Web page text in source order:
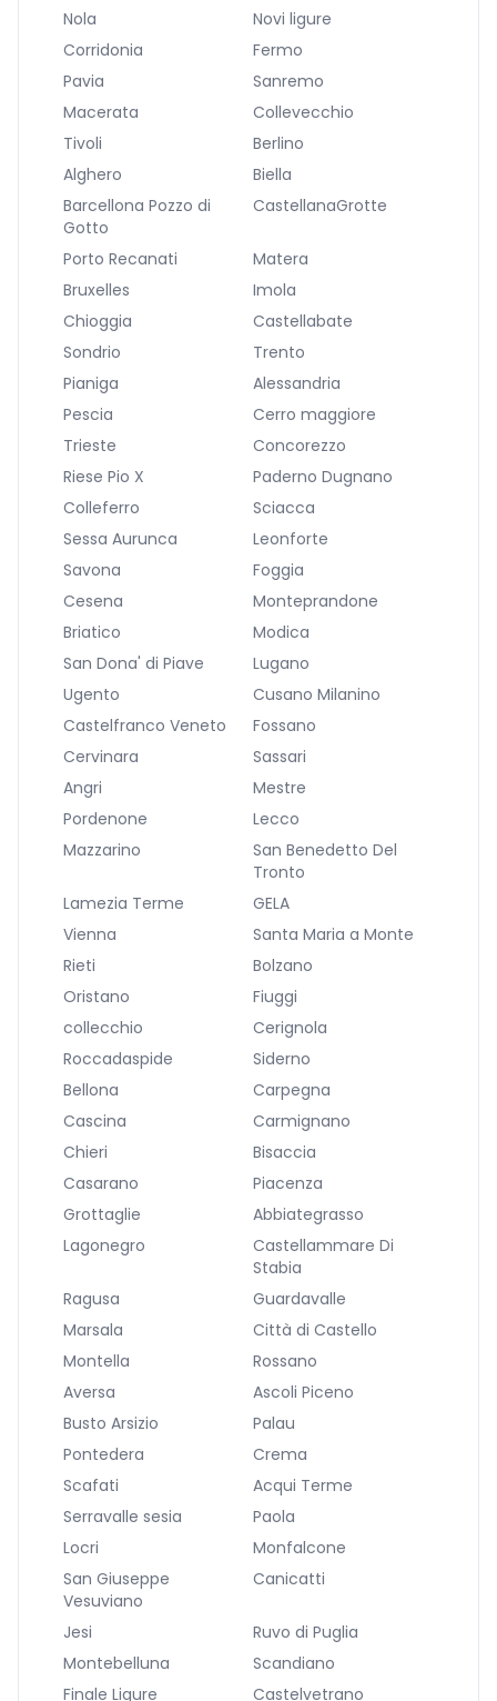
Nola
Novi ligure
Corridonia
Fermo
Pavia
Sanremo
Macerata
Collevecchio
Tivoli
Berlino
Alghero
Biella
Barcellona Pozzo di
Gotto
CastellanaGrotte
Porto Recanati
Matera
Bruxelles
Imola
Chioggia
Castellabate
Sondrio
Trento
Pianiga
Alessandria
Pescia
Cerro maggiore
Trieste
Concorezzo
Riese Pio X
Paderno Dugnano
Colleferro
Sciacca
Sessa Aurunca
Leonforte
Savona
Foggia
Cesena
Monteprandone
Briatico
Modica
San Dona' di Piave
Lugano
Ugento
Cusano Milanino
Castelfranco Veneto
Fossano
Cervinara
Sassari
Angri
Mestre
Pordenone
Lecco
Mazzarino
San Benedetto Del
Tronto
Lamezia Terme
GELA
Vienna
Santa Maria a Monte
Rieti
Bolzano
Oristano
Fiuggi
collecchio
Cerignola
Roccadaspide
Siderno
Bellona
Carpegna
Cascina
Carmignano
Chieri
Bisaccia
Casarano
Piacenza
Grottaglie
Abbiategrasso
Lagonegro
Castellammare Di
Stabia
Ragusa
Guardavalle
Marsala
Città di Castello
Montella
Rossano
Aversa
Ascoli Piceno
Busto Arsizio
Palau
Pontedera
Crema
Scafati
Acqui Terme
Serravalle sesia
Paola
Locri
Monfalcone
San Giuseppe
Vesuviano
Canicatti
Jesi
Ruvo di Puglia
Montebelluna
Scandiano
Finale Ligure
Castelvetrano